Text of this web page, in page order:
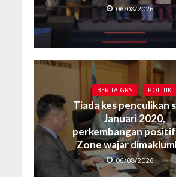
06/08/2026
BERITA GRS POLITIK
Tiada kes penculikan
Januari 2020,
perkembangan positif
Zone wajar
06/08/2026